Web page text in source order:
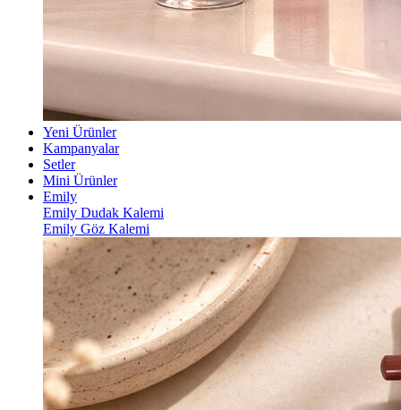
Yeni Ürünler
Kampanyalar
Setler
Mini Ürünler
Emily
Emily Dudak Kalemi
Emily Göz Kalemi